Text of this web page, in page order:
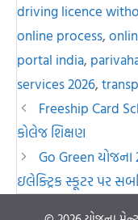
driving licence
online process,
portal india,
services 2026,
Post
navigation
Freeship Card
કોલેજ શિક્ષણ
Go Green
ઇલેક્ટ્રિક સ્કૂટર પર